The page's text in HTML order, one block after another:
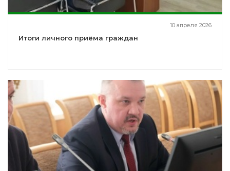
10 апреля 2026
Итоги личного приёма граждан